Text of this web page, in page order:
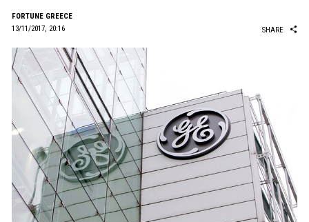
FORTUNE GREECE
13/11/2017, 20:16
SHARE